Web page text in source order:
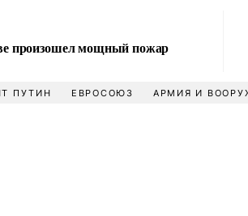
произошел мощный пожар
ПУТИН ЕВРОСОЮЗ АРМИЯ И